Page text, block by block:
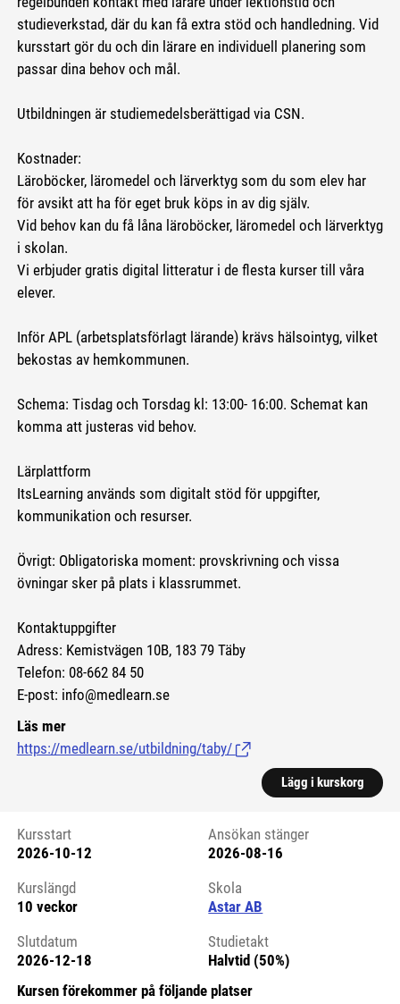
studieverkstad, där du kan få extra stöd och handledning. Vid
kursstart gör du och din lärare en individuell planering som
passar dina behov och mål.
Utbildningen är studiemedelsberättigad via CSN.
Kostnader:
Läroböcker, läromedel och lärverktyg som du som elev har
för avsikt att ha för eget bruk köps in av dig själv.
Vid behov kan du få låna läroböcker, läromedel och lärverktyg
i skolan.
Vi erbjuder gratis digital litteratur i de flesta kurser till våra
elever.
Inför APL (arbetsplatsförlagt lärande) krävs hälsointyg, vilket
bekostas av hemkommunen.
Schema: Tisdag och Torsdag kl: 13:00- 16:00. Schemat kan
komma att justeras vid behov.
Lärplattform
ItsLearning används som digitalt stöd för uppgifter,
kommunikation och resurser.
Övrigt: Obligatoriska moment: provskrivning och vissa
övningar sker på plats i klassrummet.
Kontaktuppgifter
Adress: Kemistvägen 10B, 183 79 Täby
Telefon: 08-662 84 50
E-post: info@medlearn.se
Läs mer
https://medlearn.se/utbildning/taby/ (Länk till extern sida.)
Lägg i kurskorg
Kursstart 6225724
Kursstart
2026-10-12
Ansökan stänger
2026-08-16
Kurslängd
10 veckor
Skola
Astar AB
Slutdatum
2026-12-18
Studietakt
Halvtid (50%)
Kursen förekommer på följande platser